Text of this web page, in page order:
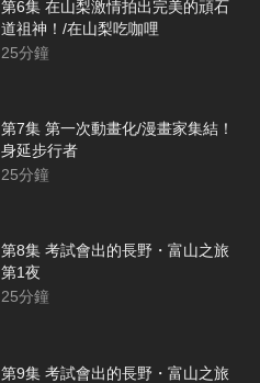
第6集 在山梨激情拍出完美的頑石
道祖神！/在山梨吃咖哩
25分鐘
第7集 第一次動畫化/漫畫家集結！
身延步行者
25分鐘
第8集 考試會出的長野・富山之旅
第1夜
25分鐘
第9集 考試會出的長野・富山之旅